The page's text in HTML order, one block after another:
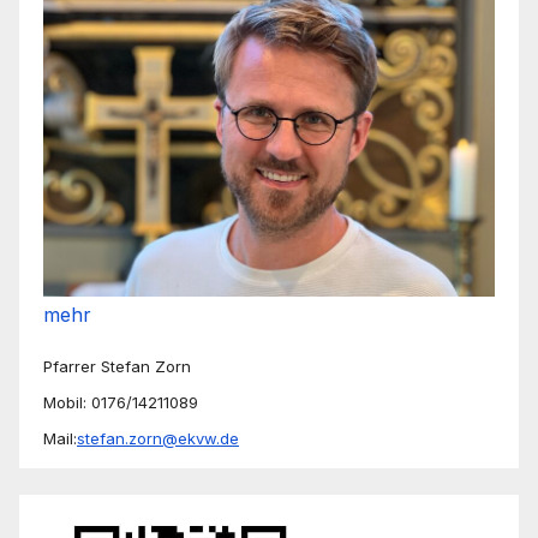
mehr
Pfarrer Stefan Zorn
Mobil: 0176/14211089
Mail:stefan.zorn@ekvw.de